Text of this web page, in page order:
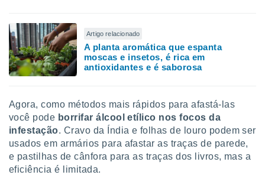
Artigo relacionado
A planta aromática que espanta
moscas e insetos, é rica em
antioxidantes e é saborosa
Agora, como métodos mais rápidos para afastá-las
você pode borrifar álcool etílico nos focos da
infestação. Cravo da Índia e folhas de louro podem ser
usados em armários para afastar as traças de parede,
e pastilhas de cânfora para as traças dos livros, mas a
eficiência é limitada.